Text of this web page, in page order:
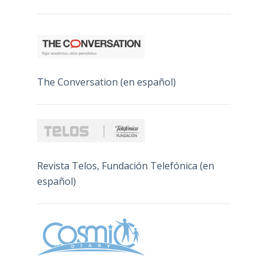
The Conversation (en español)
Revista Telos, Fundación Telefónica (en
español)